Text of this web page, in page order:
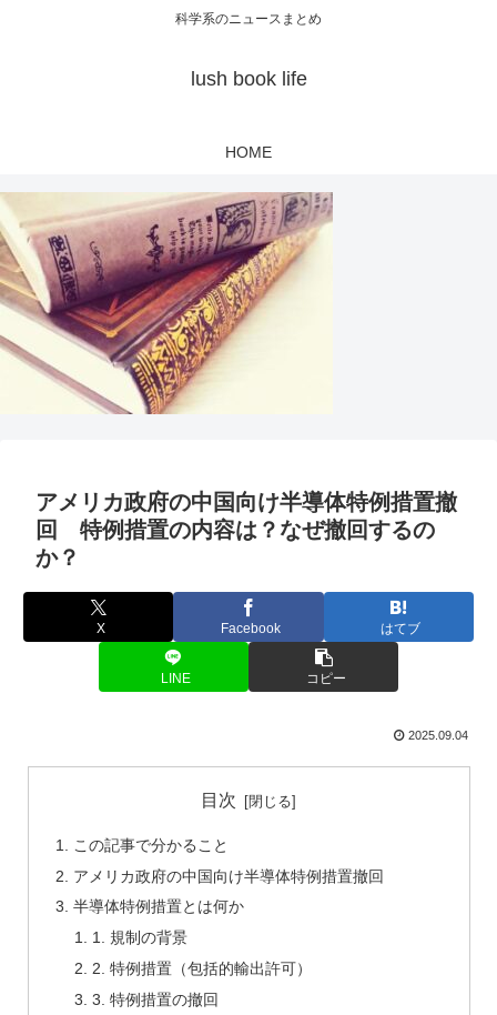
科学系のニュースまとめ
lush book life
HOME
アメリカ政府の中国向け半導体特例措置撤
回 特例措置の内容は？なぜ撤回するの
か？
X Facebook はてブ
LINE コピー
2025.09.04
目次
この記事で分かること
アメリカ政府の中国向け半導体特例措置撤回
半導体特例措置とは何か
1. 規制の背景
2. 特例措置（包括的輸出許可）
3. 特例措置の撤回